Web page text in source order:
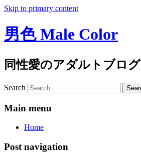
Skip to primary content
男色 Male Color
同性愛のアダルトブログ
Search
Main menu
Home
Post navigation